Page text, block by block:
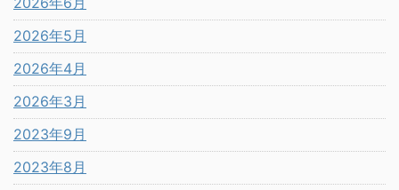
2026年5月
2026年4月
2026年3月
2023年9月
2023年8月